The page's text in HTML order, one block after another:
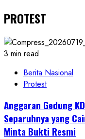
PROTEST
3 min read
Berita Nasional
Protest
Anggaran Gedung
Separuhnya yang
Minta Bukti Resmi